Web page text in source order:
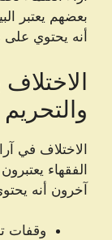
بعضهم يعتبر
أنه يحتوي
والتحريم
الاختلاف في
الفقهاء
آخرون أنه
وقفات